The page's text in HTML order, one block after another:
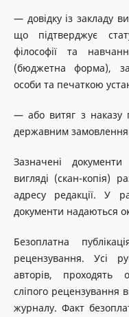
— довідку із закладу
що підтверджує
філософії та
(бюджетна форма),
особи та печаткою
— або витяг з наказу
державним
Зазначені
вигляді (скан-копія)
адресу редакції. У
документи надаються
Безоплатна
рецензування. Усі
авторів, проходять
сліпого рецензування
журналу. Факт